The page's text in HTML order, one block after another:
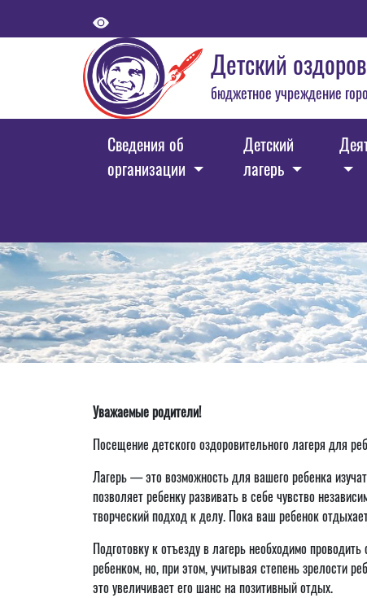
Детский
бюджетное учреждение
Сведения об
организации
Детский
лагерь
Уважаемые родители!
Посещение детского оздоровительного лагеря для
Лагерь — это возможность для вашего ребенка
позволяет ребенку развивать в себе чувство
творческий подход к делу. Пока ваш ребенок
Подготовку к отъезду в лагерь необходимо
ребенком, но, при этом, учитывая степень зрелости
это увеличивает его шанс на позитивный отдых.